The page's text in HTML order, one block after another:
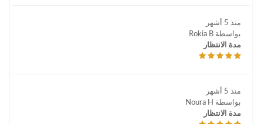
منذ 5 أشهر
بواسطة Rokia B
مدة الانتظار
منذ 5 أشهر
بواسطة Noura H
مدة الانتظار